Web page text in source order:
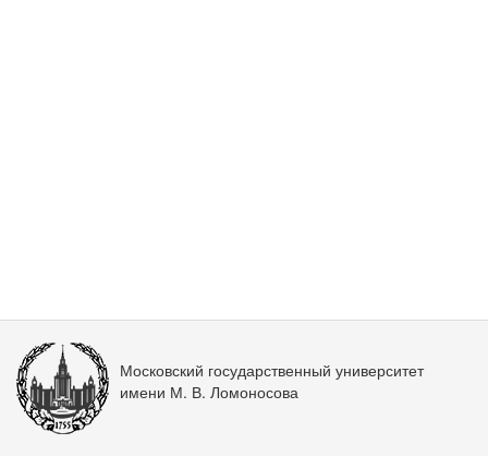
Московский государственный университет
имени М. В. Ломоносова